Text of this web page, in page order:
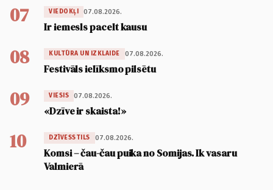
07 VIEDOKĻI 07.08.2026.
Ir iemesls pacelt kausu
08 KULTŪRA UN IZKLAIDE 07.08.2026.
Festivāls ielīksmo pilsētu
09 VIESIS 07.08.2026.
«Dzīve ir skaista!»
10 DZĪVESSTILS 07.08.2026.
Komsi – čau-čau puika no Somijas. Ik vasaru
Valmierā